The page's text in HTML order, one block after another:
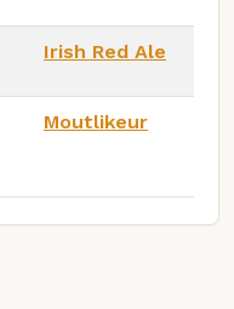
Irish Red Ale
Moutlikeur